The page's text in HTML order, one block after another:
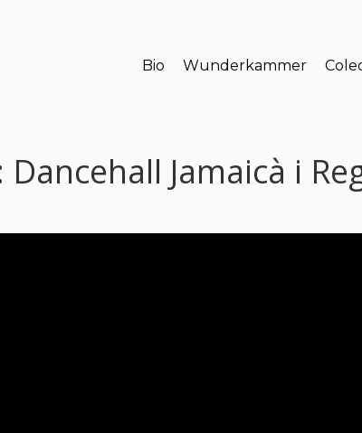
Bio Wunderkammer
Jamaicà i